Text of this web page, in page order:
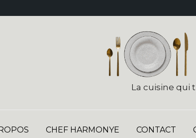
La cuisine qui
CHEF HARMONYE CONTACT